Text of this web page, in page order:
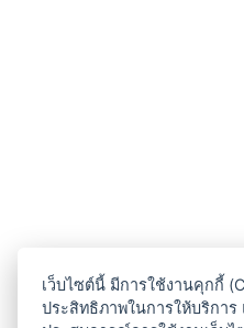
เว็บไซต์นี้ มีการใช้งานคุกกี้
ประสิทธิภาพในการให้บริกา